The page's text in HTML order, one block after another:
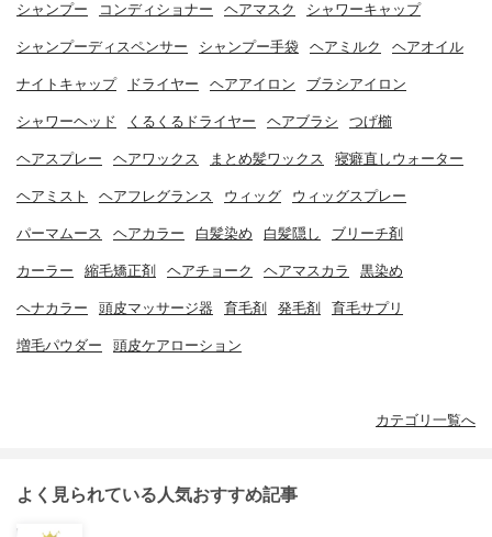
シャンプー コンディショナー ヘアマスク シャワーキャップ
シャンプーディスペンサー シャンプー手袋 ヘアミルク ヘアオイル
ナイトキャップ ドライヤー ヘアアイロン ブラシアイロン
シャワーヘッド くるくるドライヤー ヘアブラシ つげ櫛
ヘアスプレー ヘアワックス まとめ髪ワックス 寝癖直しウォーター
ヘアミスト ヘアフレグランス ウィッグ ウィッグスプレー
パーマムース ヘアカラー 白髪染め 白髪隠し ブリーチ剤
カーラー 縮毛矯正剤 ヘアチョーク ヘアマスカラ 黒染め
ヘナカラー 頭皮マッサージ器 育毛剤 発毛剤 育毛サプリ
増毛パウダー 頭皮ケアローション
カテゴリ一覧へ
よく見られている人気おすすめ記事